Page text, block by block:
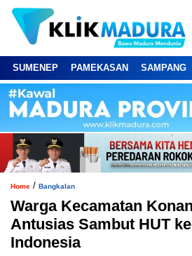
SUMENEP PAMEKASAN SAMPANG
Home / Bangkalan
Warga Kecamatan
Antusias Sambut HUT
Indonesia